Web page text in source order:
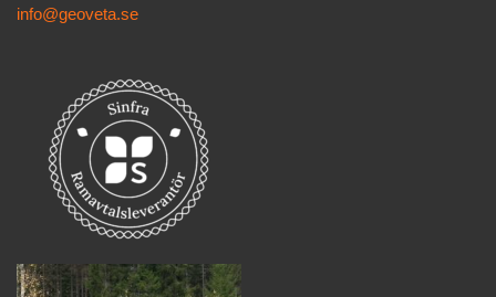
info@geoveta.se